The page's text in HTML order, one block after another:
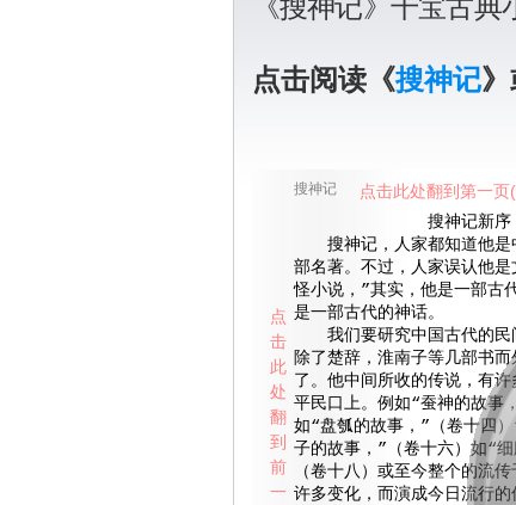
《搜神记》干宝古
点击阅读《搜神记》
搜神记
搜神记新序
搜神记，人家都知道他是
部名著。不过，人家误认他是
怪小说，”其实，他是一部古
是一部古代的神话。
我们要研究中国古代的民
除了楚辞，淮南子等几部书
了。他中间所收的传说，有
平民口上。例如“蚕神的故事
如“盘瓠的故事，”（卷十四
子的故事，”（卷十六）如“
（卷十八）或至今整个的流
许多变化，而演成今日流行
点击此处翻到第一页
点
击
此
处
翻
到
前
一